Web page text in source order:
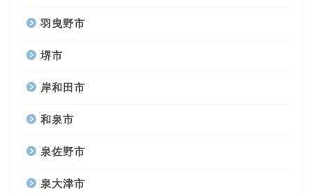
羽曳野市
堺市
岸和田市
和泉市
泉佐野市
泉大津市